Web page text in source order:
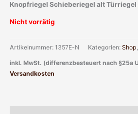
Knopfriegel Schieberiegel alt Türriegel
Nicht vorrätig
Artikelnummer: 1357E-N Kategorien: Shop,
inkl. MwSt. (differenzbesteuert nach §25a
Versandkosten